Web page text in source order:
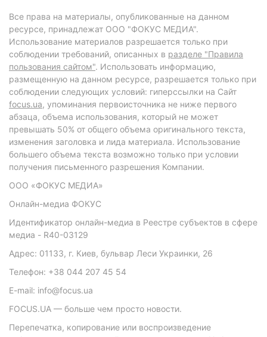
Все права на материалы, опубликованные на данном
ресурсе, принадлежат ООО "ФОКУС МЕДИА".
Использование материалов разрешается только при
соблюдении требований, описанных в разделе "Правила
пользования сайтом". Использовать информацию,
размещенную на данном ресурсе, разрешается только при
соблюдении следующих условий: гиперссылки на Сайт
focus.ua, упоминания первоисточника не ниже первого
абзаца, объема использования, который не может
превышать 50% от общего объема оригинального текста,
изменения заголовка и лида материала. Использование
большего объема текста возможно только при условии
получения письменного разрешения Компании.
ООО «ФОКУС МЕДИА»
Онлайн-медиа ФОКУС
Идентификатор онлайн-медиа в Реестре субъектов в сфере
медиа - R40-03129
Адрес: 01133, г. Киев, бульвар Леси Украинки, 26
Телефон: +38 044 207 45 54
E-mail: info@focus.ua
FOCUS.UA — больше чем просто новости.
Перепечатка, копирование или воспроизведение